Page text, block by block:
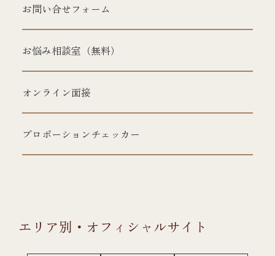
お問い合せフォーム
お悩み相談室（無料）
オンライン面接
プロポーションチェッカー
エリア別・オフィシャルサイト